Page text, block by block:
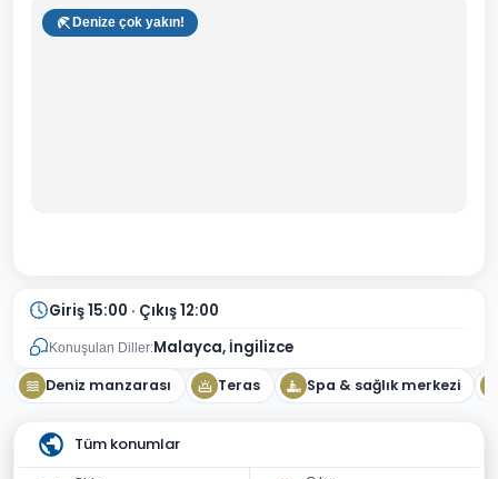
Denize çok yakın!
Giriş 15:00 · Çıkış 12:00
Konuşulan Diller:Malayca, İngilizce
Deniz manzarası Teras Spa & sağlık merkezi
Tüm konumlar